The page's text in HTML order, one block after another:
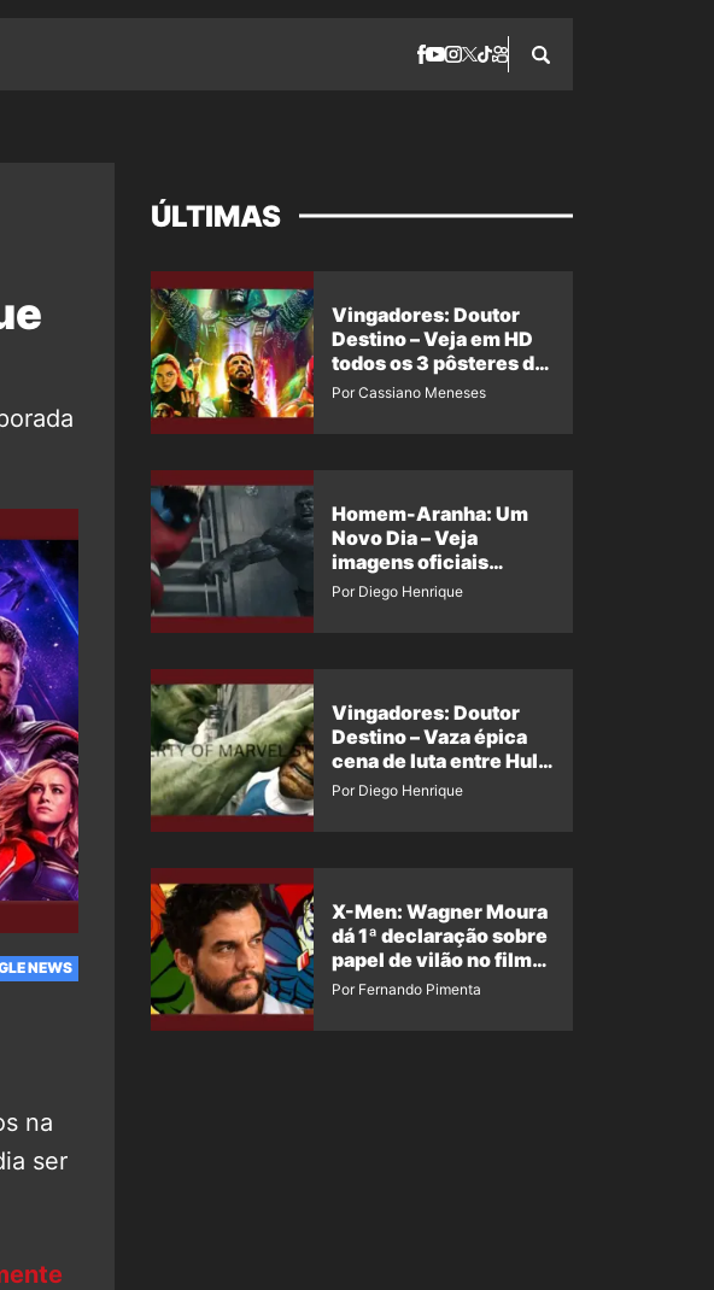
NEWS
na
ser
ÚLTIMAS
Vingadores: Doutor
Destino – Veja em HD
todos os 3 pôsteres de
‘Doomsday’ + 1 imagem
Por Cassiano Meneses
Homem-Aranha: Um
Novo Dia – Veja
imagens oficiais
descartadas do Hulk
Por Diego Henrique
Vingadores: Doutor
Destino – Vaza épica
cena de luta entre Hulk
e o Coisa
Por Diego Henrique
X-Men: Wagner Moura
dá 1ª declaração sobre
papel de vilão no filme
da Marvel
Por Fernando Pimenta